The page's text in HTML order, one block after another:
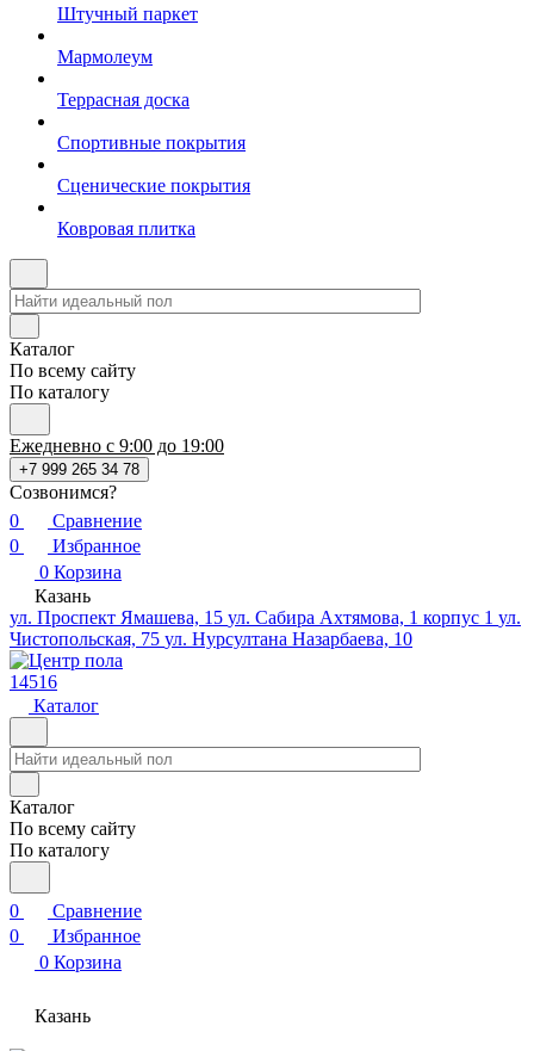
Штучный паркет
Мармолеум
Террасная доска
Спортивные покрытия
Сценические покрытия
Ковровая плитка
Каталог
По всему сайту
По каталогу
Ежедневно с 9:00 до 19:00
+7 999 265 34 78
Созвонимся?
0
Сравнение
0
Избранное
0 Корзина
Казань
ул. Проспект Ямашева, 15 ул. Сабира Ахтямова, 1 корпус 1 ул.
Чистопольская, 75 ул. Нурсултана Назарбаева, 10
14516
Каталог
Каталог
По всему сайту
По каталогу
0
Сравнение
0
Избранное
0 Корзина
Казань